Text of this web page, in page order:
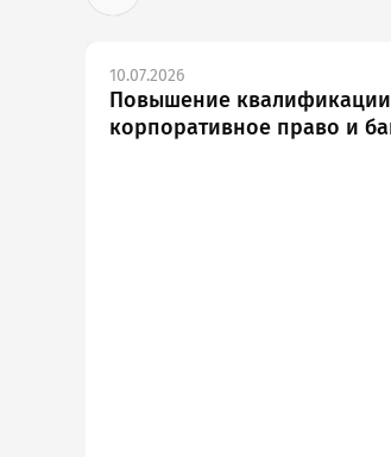
10.07.2026
Повышение
корпоративное право и